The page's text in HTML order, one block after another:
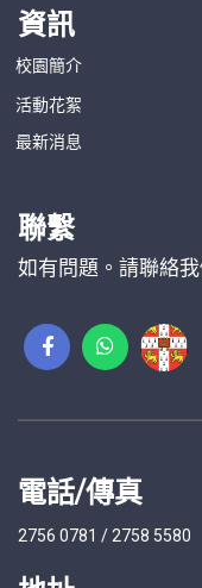
資訊
校園簡介
活動花絮
最新消息
聯繫
如有問題。請聯絡我
電話/傳真
2756 0781 / 2758 5580